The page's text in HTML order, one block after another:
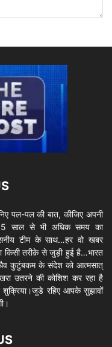
पल-पल की बात, कीजिए अपनी
साल से भी अधिक समय का
टीम के साथ…हर वो खबर
किसी तरीक़े से जुड़ी हुई है…भारत
कुटुंबकम के संदेश को आत्मसात्
उतरने की कोशिश कर रहा है
रहिए आपके सुझावों